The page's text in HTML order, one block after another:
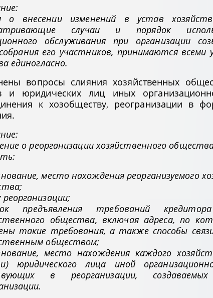
о внесении изменений в устав
случаи и порядок
обслуживания при организации
его участников, принимаются всеми
единогласно.
вопросы слияния хозяйственных
и юридических лиц иных
к хозобществу, реогранизации в
о реорганизации хозяйственного
место нахождения реорганизуемого
предъявления требований кредитора
общества, включая адреса, по
такие требования, а также способы
обществом;
место нахождения каждого
юридического лица иной
в реорганизации,